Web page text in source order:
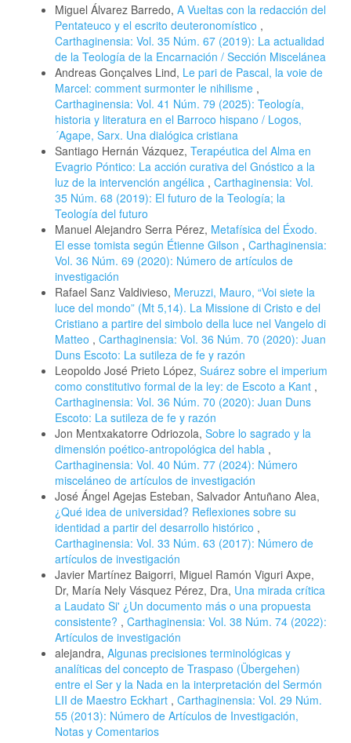
Miguel Álvarez Barredo, A Vueltas con la redacción del
Pentateuco y el escrito deuteronomístico ,
Carthaginensia: Vol. 35 Núm. 67 (2019): La actualidad
de la Teología de la Encarnación / Sección Miscelánea
Andreas Gonçalves Lind, Le pari de Pascal, la voie de
Marcel: comment surmonter le nihilisme ,
Carthaginensia: Vol. 41 Núm. 79 (2025): Teología,
historia y literatura en el Barroco hispano / Logos,
´Agape, Sarx. Una dialógica cristiana
Santiago Hernán Vázquez, Terapéutica del Alma en
Evagrio Póntico: La acción curativa del Gnóstico a la
luz de la intervención angélica , Carthaginensia: Vol.
35 Núm. 68 (2019): El futuro de la Teología; la
Teología del futuro
Manuel Alejandro Serra Pérez, Metafísica del Éxodo.
El esse tomista según Étienne Gilson , Carthaginensia:
Vol. 36 Núm. 69 (2020): Número de artículos de
investigación
Rafael Sanz Valdivieso, Meruzzi, Mauro, “Voi siete la
luce del mondo” (Mt 5,14). La Missione di Cristo e del
Cristiano a partire del simbolo della luce nel Vangelo di
Matteo , Carthaginensia: Vol. 36 Núm. 70 (2020): Juan
Duns Escoto: La sutileza de fe y razón
Leopoldo José Prieto López, Suárez sobre el imperium
como constitutivo formal de la ley: de Escoto a Kant ,
Carthaginensia: Vol. 36 Núm. 70 (2020): Juan Duns
Escoto: La sutileza de fe y razón
Jon Mentxakatorre Odriozola, Sobre lo sagrado y la
dimensión poético-antropológica del habla ,
Carthaginensia: Vol. 40 Núm. 77 (2024): Número
misceláneo de artículos de investigación
José Ángel Agejas Esteban, Salvador Antuñano Alea,
¿Qué idea de universidad? Reflexiones sobre su
identidad a partir del desarrollo histórico ,
Carthaginensia: Vol. 33 Núm. 63 (2017): Número de
artículos de investigación
Javier Martínez Baigorri, Miguel Ramón Viguri Axpe,
Dr, María Nely Vásquez Pérez, Dra, Una mirada crítica
a Laudato Si' ¿Un documento más o una propuesta
consistente? , Carthaginensia: Vol. 38 Núm. 74 (2022):
Artículos de investigación
alejandra, Algunas precisiones terminológicas y
analíticas del concepto de Traspaso (Übergehen)
entre el Ser y la Nada en la interpretación del Sermón
LII de Maestro Eckhart , Carthaginensia: Vol. 29 Núm.
55 (2013): Número de Artículos de Investigación,
Notas y Comentarios